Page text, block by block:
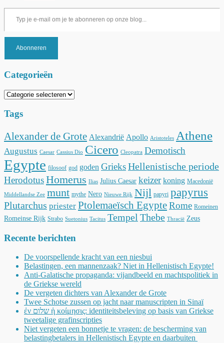
Typ je e-mail om je te abonneren op onze blog...
Abonneren
Categorieën
Categorieën
Tags
Alexander de Grote Alexandrië Apollo Aristoteles Athene
Augustus Caesar Cassius Dio Cicero Cleopatra Demotisch
Egypte filosoof god goden GrieksHellenistische periode
HerodotusHomerus Ilias Julius Caesar keizer koning Macedonië
Middellandse Zee munt mythe Nero Nieuwe Rijk Nijl papyri papyrus
Plutarchus priester Ptolemaeïsch EgypteRome Romeinen
Romeinse Rijk Strabo Suetonius Tacitus Tempel Thebe Thracië Zeus
Recente berichten
De voorspellende kracht van een niesbui
Belastingen, een mannenzaak? Niet in Hellenistisch Egypte!
Anti-Galatische propaganda: vijandbeeld en machtspolitiek in
de Griekse wereld
De vergeten dichters van Alexander de Grote
Twee Schotse zussen op jacht naar manuscripten in Sinaï
ἐν שלום ἡ κοίμησις: identiteitsbeleving op basis van Griekse
tweetalige grafinscripties
Niet vergeten een bonnetje te vragen: de bescherming van
belastingbetalers in Hellenistisch Egypte en daarbuiten